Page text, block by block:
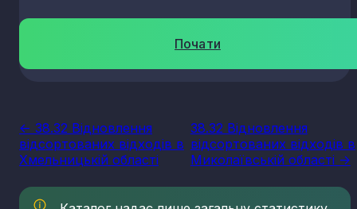
Почати
<- 38.32 Відновлення
відсортованих відходів в
Хмельницькій області
38.32 Відновлення
відсортованих відходів в
Миколаївській області ->